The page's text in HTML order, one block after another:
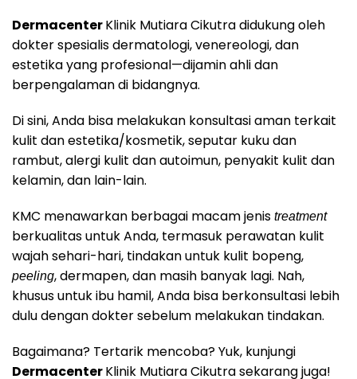
DermacenterKlinik Mutiara Cikutra didukung oleh
dokter spesialis dermatologi, venereologi, dan
estetika yang profesional—dijamin ahli dan
berpengalaman di bidangnya.
Di sini, Anda bisa melakukan konsultasi aman terkait
kulit dan estetika/kosmetik, seputar kuku dan
rambut, alergi kulit dan autoimun, penyakit kulit dan
kelamin, dan lain-lain.
KMC menawarkan berbagai macam jenis treatment
berkualitas untuk Anda, termasuk perawatan kulit
wajah sehari-hari, tindakan untuk kulit bopeng,
peeling, dermapen, dan masih banyak lagi. Nah,
khusus untuk ibu hamil, Anda bisa berkonsultasi lebih
dulu dengan dokter sebelum melakukan tindakan.
Bagaimana? Tertarik mencoba? Yuk, kunjungi
DermacenterKlinik Mutiara Cikutra sekarang juga!